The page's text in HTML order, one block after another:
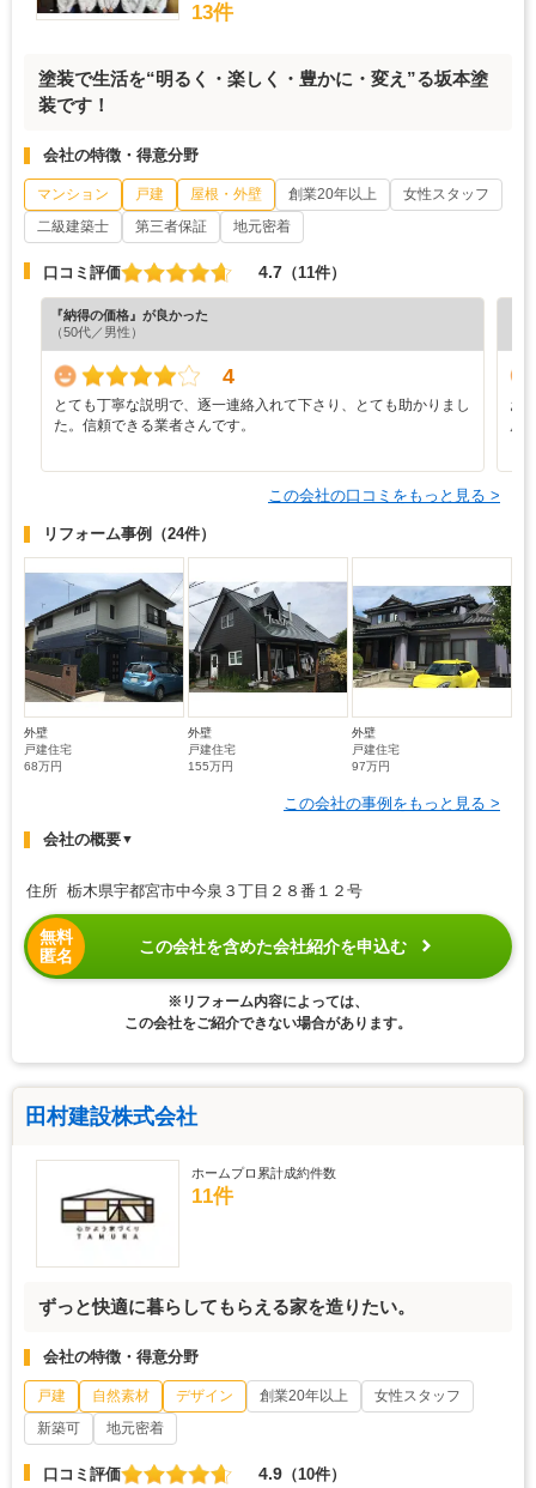
13件
塗装で生活を“明るく・楽しく・豊かに・変え”る坂本塗
装です！
会社の特徴・得意分野
マンション 戸建 屋根・外壁 創業20年以上
女性スタッフ
二級建築士
第三者保証 地元密着
口コミ評価 4.7 （11件）
『納得の価格』が良かった
（50代／男性）
4
とても丁寧な説明で、逐一連絡入れて下さり、とても助かりまし
た。信頼できる業者さんです。
お
展
この会社の口コミをもっと見る >
リフォーム事例 （24件）
外壁
戸建住宅
68万円
外壁
戸建住宅
155万円
外壁
戸建住宅
97万円
この会社の事例をもっと見る >
会社の概要▼
住所 栃木県宇都宮市中今泉３丁目２８番１２号
無料
匿名
この会社を含めた会社紹介を申込む
※リフォーム内容によっては、
この会社をご紹介できない場合があります。
田村建設株式会社
ホームプロ累計成約件数
11件
ずっと快適に暮らしてもらえる家を造りたい。
会社の特徴・得意分野
戸建 自然素材 デザイン 創業20年以上
女性スタッフ
新築可
地元密着
口コミ評価 4.9 （10件）